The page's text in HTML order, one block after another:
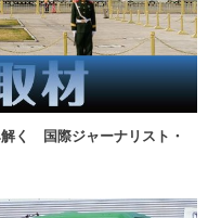
解く 国際ジャーナリスト・